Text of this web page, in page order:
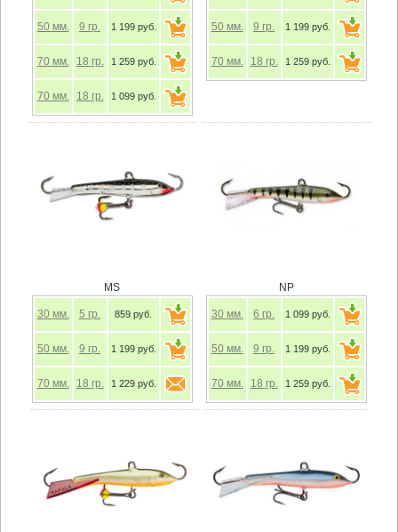
50 мм. 9 гр. 1 199 руб.
70 мм. 18 гр. 1 259 руб.
70 мм. 18 гр. 1 099 руб.
50 мм. 9 гр. 1 199 руб.
70 мм. 18 гр. 1 259 руб.
MS
30 мм. 5 гр. 859 руб.
50 мм. 9 гр. 1 199 руб.
70 мм. 18 гр. 1 229 руб.
NP
30 мм. 6 гр. 1 099 руб.
50 мм. 9 гр. 1 199 руб.
70 мм. 18 гр. 1 259 руб.